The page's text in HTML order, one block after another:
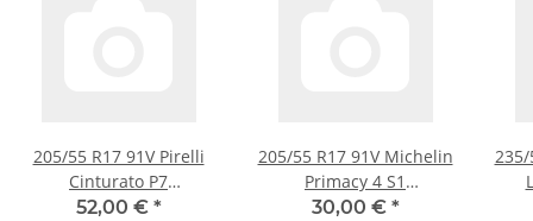
205/55 R17 91V Pirelli
Cinturato P7
Sommerreifen
52,00 € *
205/55 R17 91V Michelin
Primacy 4 S1
Sommerreifen
30,00 € *
235/